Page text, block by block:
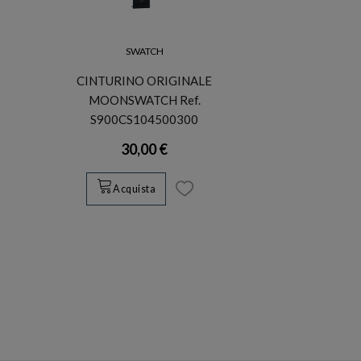
SWATCH
CINTURINO ORIGINALE
MOONSWATCH Ref.
S900CS104500300
30,00 €
Acquista